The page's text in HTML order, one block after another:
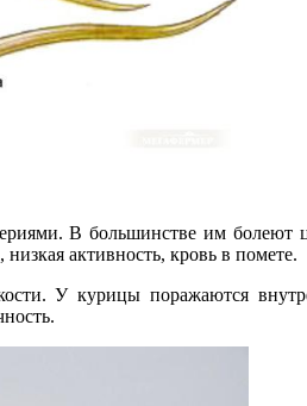
В большинстве им
активность, кровь в помете.
У курицы поражаются